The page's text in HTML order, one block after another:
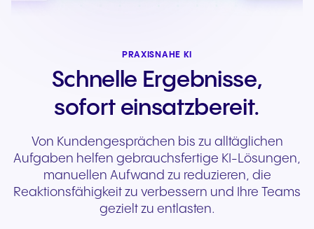
PRAXISNAHE KI
Schnelle Ergebnisse,
sofort einsatzbereit.
Von Kundengesprächen bis zu alltäglichen
Aufgaben helfen gebrauchsfertige KI-Lösungen,
manuellen Aufwand zu reduzieren, die
Reaktionsfähigkeit zu verbessern und Ihre Teams
gezielt zu entlasten.